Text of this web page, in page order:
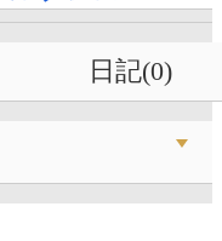
日記(0)